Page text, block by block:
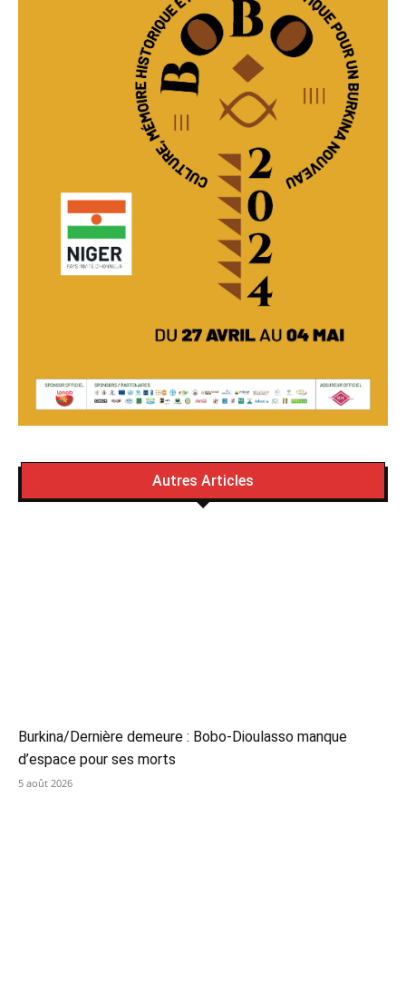
Autres Articles
Burkina/Dernière demeure : Bobo-Dioulasso manque
d’espace pour ses morts
5 août 2026